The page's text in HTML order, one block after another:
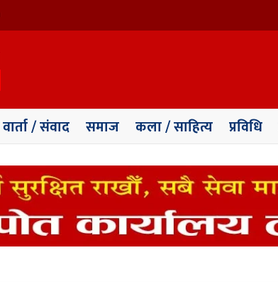
वार्ता / संवाद समाज कला / साहित्य प्रविधि